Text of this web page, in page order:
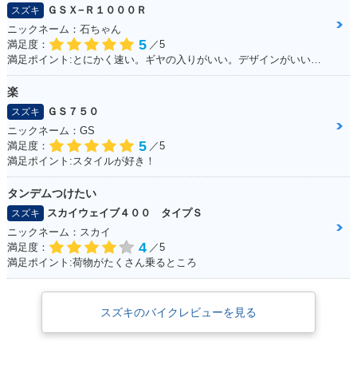
スズキ
ＧＳＸ−Ｒ１０００Ｒ
ニックネーム：石ちゃん
満足度：
5 ／5
満足ポイント:とにかく速い。ギヤの入りがいい。デザインがいい！！
楽
スズキ
ＧＳ７５０
ニックネーム：GS
満足度：
5 ／5
満足ポイント:スタイルが好き！
タンデムつけたい
スズキ
スカイウェイブ４００ タイプＳ
ニックネーム：スカイ
満足度：
4 ／5
満足ポイント:荷物がたくさん乗るところ
スズキのバイクレビューを見る